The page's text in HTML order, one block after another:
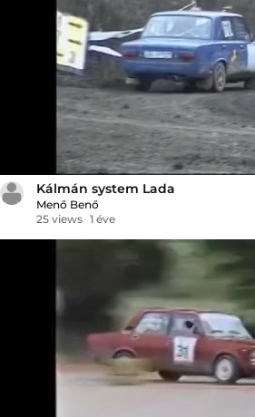
Kálmán system Lada
Menő Benő
25 views 1 éve